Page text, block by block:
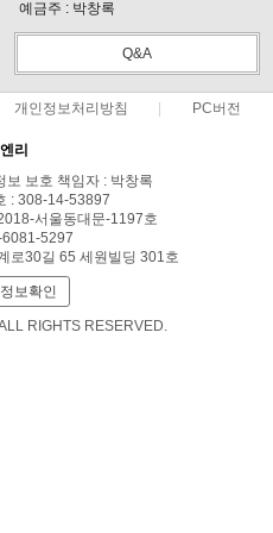
예금주 : 박창록
Q&A
개인정보처리방침 PC버전
리
보 보호 책임자 : 박창록
: 308-14-53897
서울동대문-1197호
6081-5297
로30길 65 세원빌딩 301호
보확인
RIGHTS RESERVED.